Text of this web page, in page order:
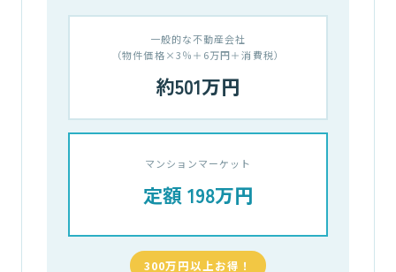
一般的な不動産会社
（物件価格×3％＋6万円＋消費税）
約501万円
マンションマーケット
定額 198万円
300万円以上お得！